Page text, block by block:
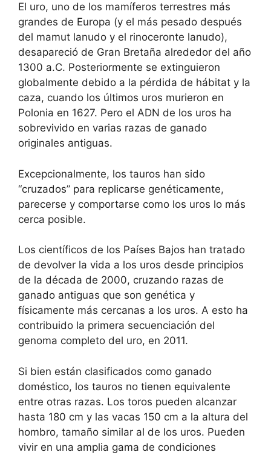
El uro, uno de los mamíferos terrestres más
grandes de Europa (y el más pesado después
del mamut lanudo y el rinoceronte lanudo),
desapareció de Gran Bretaña alrededor del año
1300 a.C. Posteriormente se extinguieron
globalmente debido a la pérdida de hábitat y la
caza, cuando los últimos uros murieron en
Polonia en 1627. Pero el ADN de los uros ha
sobrevivido en varias razas de ganado
originales antiguas.
Excepcionalmente, los tauros han sido
“cruzados” para replicarse genéticamente,
parecerse y comportarse como los uros lo más
cerca posible.
Los científicos de los Países Bajos han tratado
de devolver la vida a los uros desde principios
de la década de 2000, cruzando razas de
ganado antiguas que son genética y
físicamente más cercanas a los uros. A esto ha
contribuido la primera secuenciación del
genoma completo del uro, en 2011.
Si bien están clasificados como ganado
doméstico, los tauros no tienen equivalente
entre otras razas. Los toros pueden alcanzar
hasta 180 cm y las vacas 150 cm a la altura del
hombro, tamaño similar al de los uros. Pueden
vivir en una amplia gama de condiciones